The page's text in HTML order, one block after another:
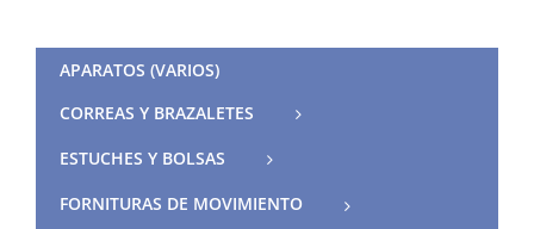
APARATOS (VARIOS)
CORREAS Y BRAZALETES
ESTUCHES Y BOLSAS
FORNITURAS DE MOVIMIENTO